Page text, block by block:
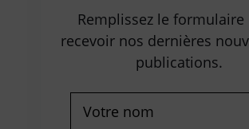
Remplissez le
recevoir nos dernières
publications.